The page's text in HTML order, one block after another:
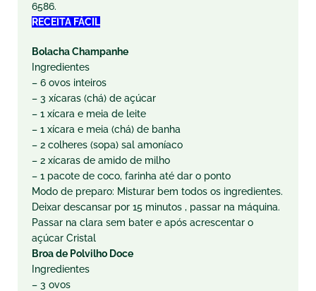
6586.
RECEITA FÁCIL
Bolacha Champanhe
Ingredientes
– 6 ovos inteiros
– 3 xícaras (chá) de açúcar
– 1 xícara e meia de leite
– 1 xícara e meia (chá) de banha
– 2 colheres (sopa) sal amoníaco
– 2 xícaras de amido de milho
– 1 pacote de coco, farinha até dar o ponto
Modo de preparo: Misturar bem todos os ingredientes.
Deixar descansar por 15 minutos , passar na máquina.
Passar na clara sem bater e após acrescentar o
açúcar Cristal
Broa de Polvilho Doce
Ingredientes
– 3 ovos